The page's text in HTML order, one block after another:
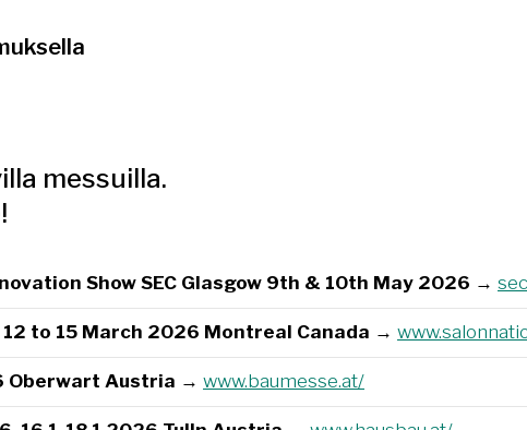
messuilla.
Show SEC Glasgow 9th & 10th May 2026 →
to 15 March 2026 Montreal Canada →
Oberwart Austria → www.baumesse.at/